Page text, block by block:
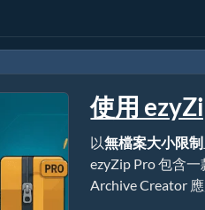
使用
以無檔案大小限制
ezyZip Pro 包含
Archive Creator 應